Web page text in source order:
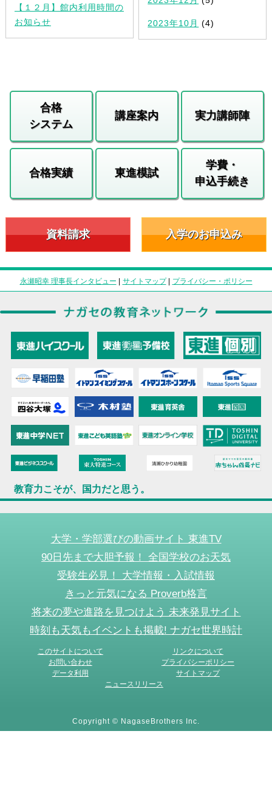
【１２月】館内利用時間の
お知らせ
2023年10月 (4)
合格
システム
講座案内 実力講師陣
合格実績 東進模試
学費・
申込手続き
資料請求 入学のお申込み
永瀬昭幸 理事長インタビュー | サイトマップ| プライバシー・ポリシー
教育力こそが、国力だと思う。
大学・学部選びの動画サイト 東進TV
90日先まで大胆予報！ 全国学校のお天気
受験生必見！ 大学情報・入試情報
きっと元気になる Proverb格言
将来の夢や進路を見つけよう 未来発見サイト
時刻も天気もイベントも掲載! ナガセ世界時計
このサイトについて
リンクについて
お問い合わせ
プライバシーポリシー
データ利用
サイトマップ
ニュースリリース
Copyright © NagaseBrothers Inc.